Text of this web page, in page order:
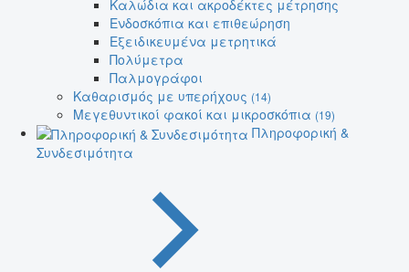
Καλώδια και ακροδέκτες μέτρησης
Ενδοσκόπια και επιθεώρηση
Εξειδικευμένα μετρητικά
Πολύμετρα
Παλμογράφοι
Καθαρισμός με υπερήχους (14)
Μεγεθυντικοί φακοί και μικροσκόπια (19)
Πληροφορική &
Συνδεσιμότητα